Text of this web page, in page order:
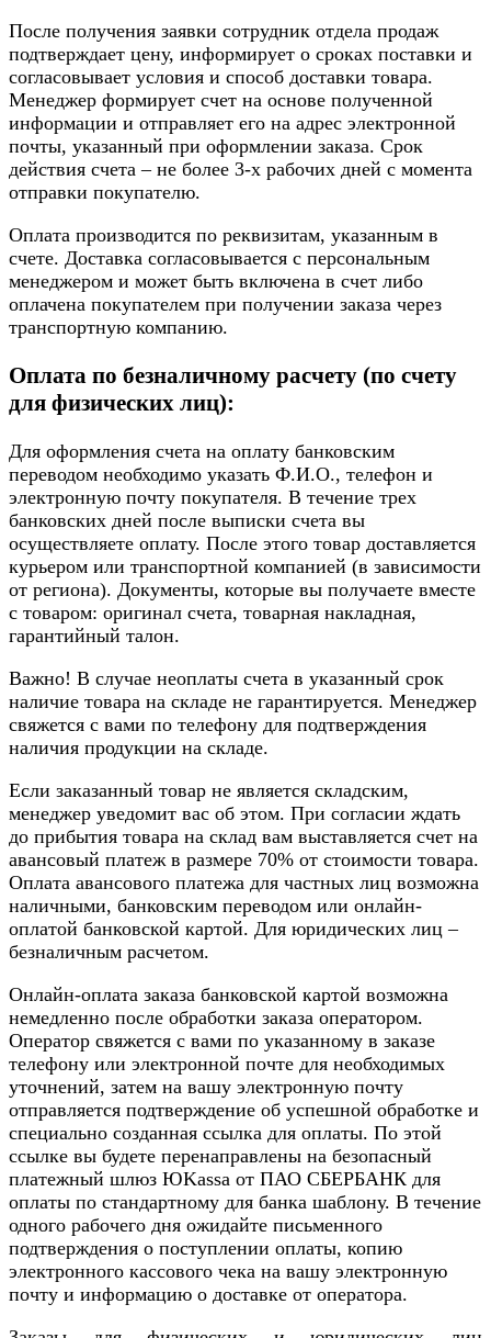
После получения заявки сотрудник отдела продаж
подтверждает цену, информирует о сроках поставки и
согласовывает условия и способ доставки товара.
Менеджер формирует счет на основе полученной
информации и отправляет его на адрес электронной
почты, указанный при оформлении заказа. Срок
действия счета – не более 3-х рабочих дней с момента
отправки покупателю.
Оплата производится по реквизитам, указанным в
счете. Доставка согласовывается с персональным
менеджером и может быть включена в счет либо
оплачена покупателем при получении заказа через
транспортную компанию.
Оплата по безналичному расчету (по счету
для физических лиц):
Для оформления счета на оплату банковским
переводом необходимо указать Ф.И.О., телефон и
электронную почту покупателя. В течение трех
банковских дней после выписки счета вы
осуществляете оплату. После этого товар доставляется
курьером или транспортной компанией (в зависимости
от региона). Документы, которые вы получаете вместе
с товаром: оригинал счета, товарная накладная,
гарантийный талон.
Важно! В случае неоплаты счета в указанный срок
наличие товара на складе не гарантируется. Менеджер
свяжется с вами по телефону для подтверждения
наличия продукции на складе.
Если заказанный товар не является складским,
менеджер уведомит вас об этом. При согласии ждать
до прибытия товара на склад вам выставляется счет на
авансовый платеж в размере 70% от стоимости товара.
Оплата авансового платежа для частных лиц возможна
наличными, банковским переводом или онлайн-
оплатой банковской картой. Для юридических лиц –
безналичным расчетом.
Онлайн-оплата заказа банковской картой возможна
немедленно после обработки заказа оператором.
Оператор свяжется с вами по указанному в заказе
телефону или электронной почте для необходимых
уточнений, затем на вашу электронную почту
отправляется подтверждение об успешной обработке и
специально созданная ссылка для оплаты. По этой
ссылке вы будете перенаправлены на безопасный
платежный шлюз ЮKassa от ПАО СБЕРБАНК для
оплаты по стандартному для банка шаблону. В течение
одного рабочего дня ожидайте письменного
подтверждения о поступлении оплаты, копию
электронного кассового чека на вашу электронную
почту и информацию о доставке от оператора.